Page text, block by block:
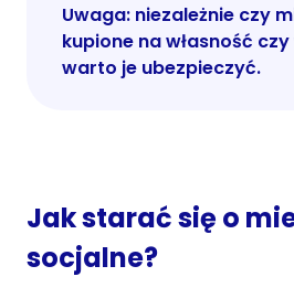
Uwaga: niezależnie czy
kupione na własność
warto je ubezpieczyć.
Jak starać się o
socjalne?